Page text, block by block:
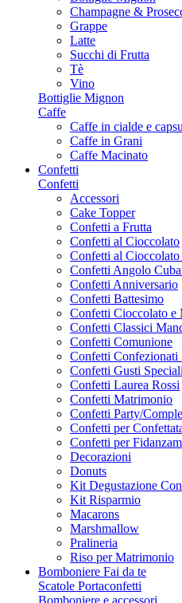
Champagne &
Grappe
Latte
Succhi di Frutta
Tè
Vino
Bottiglie Mignon
Caffe
Caffe in cialde e
Caffe in Grani
Caffe Macinato
Confetti
Confetti
Accessori
Cake Topper
Confetti a Frutta
Confetti al Cioccolato
Confetti al
Confetti Angolo
Confetti Anniversario
Confetti Battesimo
Confetti Cioccolato e
Confetti Classici
Confetti Comunione
Confetti Confezionati
Confetti Gusti Speciali
Confetti Laurea Rossi
Confetti Matrimonio
Confetti Party/
Confetti per
Confetti per
Decorazioni
Donuts
Kit Degustazione
Kit Risparmio
Macarons
Marshmallow
Pralineria
Riso per Matrimonio
Bomboniere Fai da te
Scatole Portaconfetti
Bomboniere e accessori